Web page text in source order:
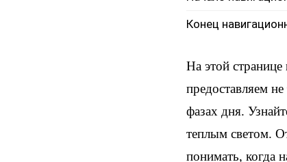
Конец
На этой
предоставляем
фазах дня.
теплым светом.
понимать, когда